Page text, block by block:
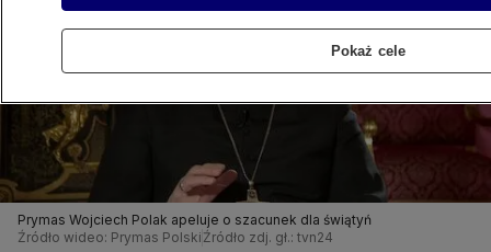
Prymas Wojciech Polak apeluje o szacunek dla świątyń
Źródło wideo: Prymas Polski Źródło zdj. gł.: tvn24
Pokaż cele